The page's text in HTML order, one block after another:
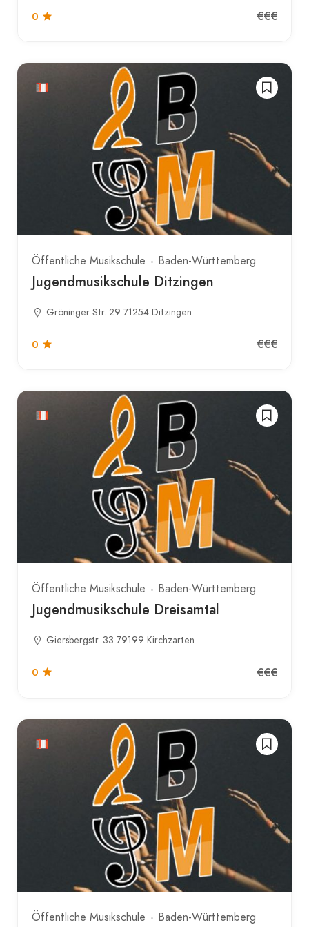
0 €€€
Öffentliche Musikschule Baden-Württemberg
Jugendmusikschule Ditzingen
Gröninger Str. 29 71254 Ditzingen
0 €€€
Öffentliche Musikschule Baden-Württemberg
Jugendmusikschule Dreisamtal
Giersbergstr. 33 79199 Kirchzarten
0 €€€
Öffentliche Musikschule Baden-Württemberg